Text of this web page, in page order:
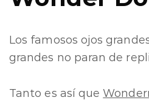
Los famosos ojos
grandes no paran de
Tanto es así que